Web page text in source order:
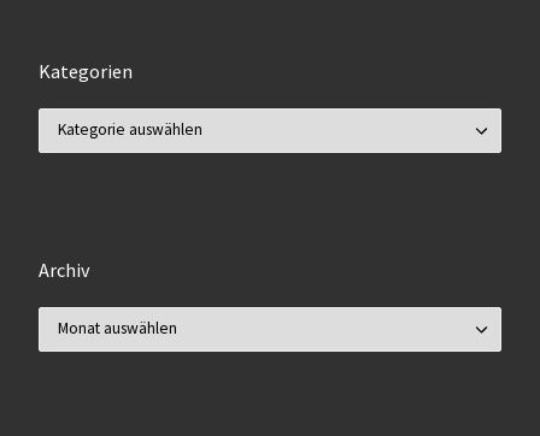
Kategorien
Archiv